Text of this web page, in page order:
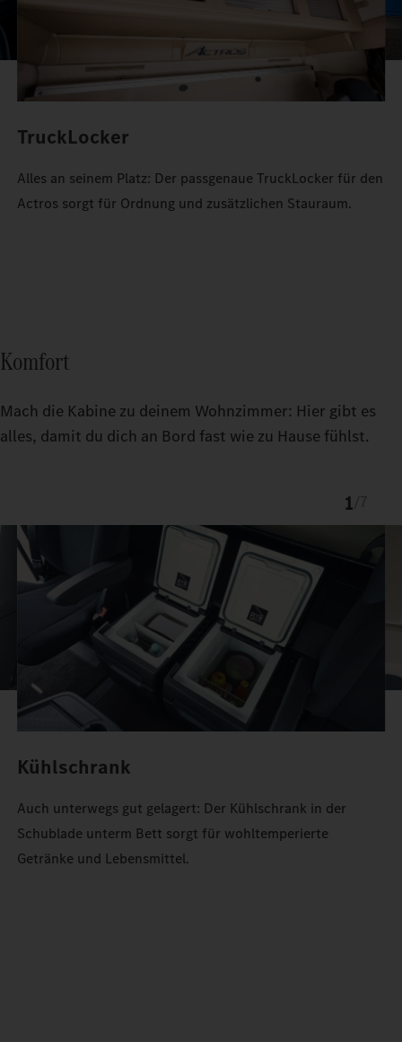
TruckLocker
Alles an seinem Platz: Der passgenaue TruckLocker für den
Actros sorgt für Ordnung und zusätzlichen Stauraum.
Komfort
Mach die Kabine zu deinem Wohnzimmer: Hier gibt es
alles, damit du dich an Bord fast wie zu Hause fühlst.
1
Kühlschrank
Auch unterwegs gut gelagert: Der Kühlschrank in der
Schublade unterm Bett sorgt für wohltemperierte
Getränke und Lebensmittel.